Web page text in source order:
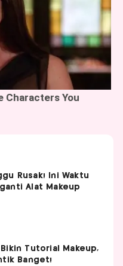
Rusak! Ini Waktu
Alat Makeup
Bikin Tutorial Makeup,
Banget!